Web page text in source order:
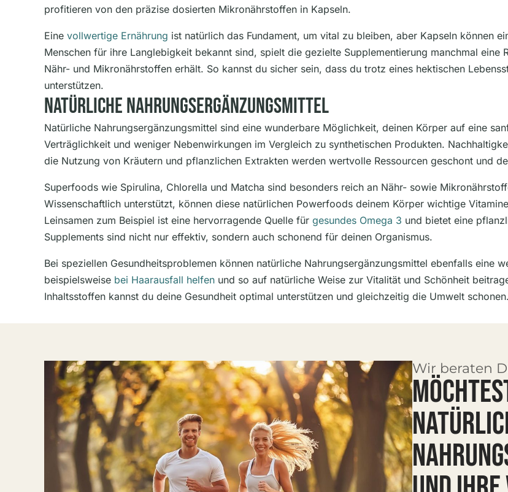
profitieren von den präzise dosierten Mikronährstoffen in Kapseln.
Eine vollwertige Ernährung ist natürlich das Fundament, um vital zu bleiben, aber Kapseln können
Menschen für ihre Langlebigkeit bekannt sind, spielt die gezielte Supplementierung manchmal
Nähr- und Mikronährstoffen erhält. So kannst du sicher sein, dass du trotz eines hektischen
unterstützen.
Natürliche Nahrungsergänzungsmittel
Natürliche Nahrungsergänzungsmittel sind eine wunderbare Möglichkeit, deinen Körper auf eine
Verträglichkeit und weniger Nebenwirkungen im Vergleich zu synthetischen Produkten.
die Nutzung von Kräutern und pflanzlichen Extrakten werden wertvolle Ressourcen geschont und
Superfoods wie Spirulina, Chlorella und Matcha sind besonders reich an Nähr- sowie
Wissenschaftlich unterstützt, können diese natürlichen Powerfoods deinem Körper wichtige
Leinsamen zum Beispiel ist eine hervorragende Quelle für gesundes Omega 3 und bietet eine
Supplements sind nicht nur effektiv, sondern auch schonend für deinen Organismus.
Bei speziellen Gesundheitsproblemen können natürliche Nahrungsergänzungsmittel ebenfalls eine
beispielsweise bei Haarausfall helfen und so auf natürliche Weise zur Vitalität und Schönheit
Inhaltsstoffen kannst du deine Gesundheit optimal unterstützen und gleichzeitig die Umwelt schonen.
Wir beraten